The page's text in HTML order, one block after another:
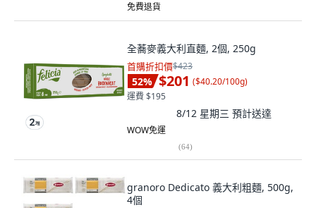
免費退貨
全蕎麥義大利直麵, 2個, 250g
首購折扣價$423
52% $201 ($40.20/100g)
運費 $195
8/12 星期三 預計送達
WOW免運
(64)
granoro Dedicato 義大利粗麵, 500g,
4個